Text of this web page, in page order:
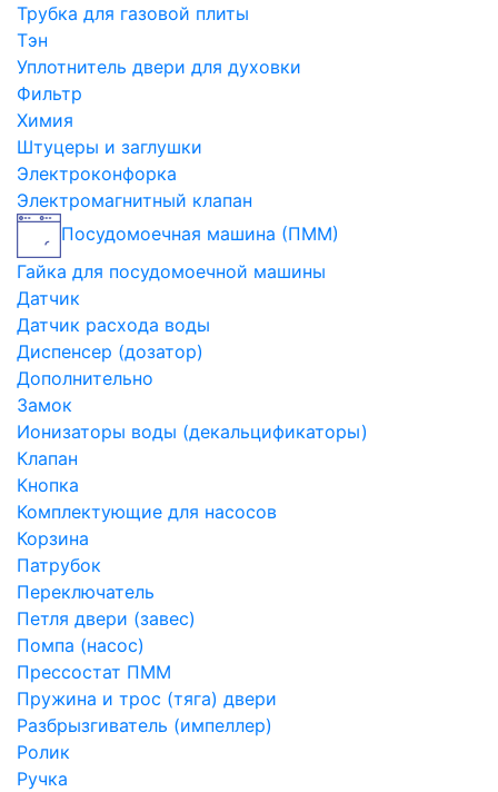
Трубка для газовой плиты
Тэн
Уплотнитель двери для духовки
Фильтр
Химия
Штуцеры и заглушки
Электроконфорка
Электромагнитный клапан
Посудомоечная машина (ПММ)
Гайка для посудомоечной машины
Датчик
Датчик расхода воды
Диспенсер (дозатор)
Дополнительно
Замок
Ионизаторы воды (декальцификаторы)
Клапан
Кнопка
Комплектующие для насосов
Корзина
Патрубок
Переключатель
Петля двери (завес)
Помпа (насос)
Преcсостат ПММ
Пружина и трос (тяга) двери
Разбрызгиватель (импеллер)
Ролик
Ручка